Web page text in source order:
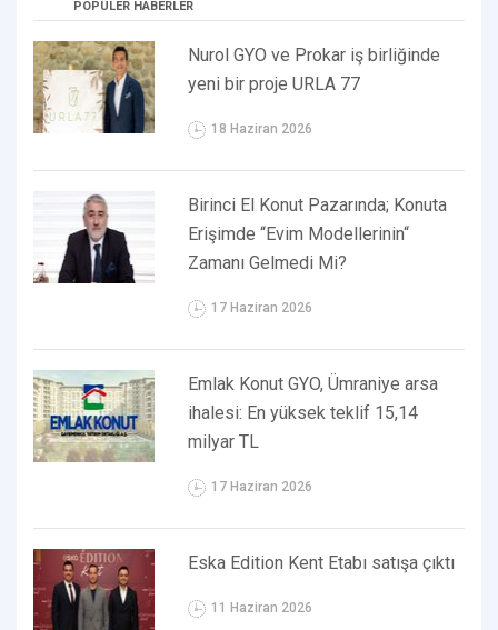
POPÜLER HABERLER
Nurol GYO ve Prokar iş birliğinde
yeni bir proje URLA 77
18 Haziran 2026
Birinci El Konut Pazarında; Konuta
Erişimde “Evim Modellerinin“
Zamanı Gelmedi Mi?
17 Haziran 2026
Emlak Konut GYO, Ümraniye arsa
ihalesi: En yüksek teklif 15,14
milyar TL
17 Haziran 2026
Eska Edition Kent Etabı satışa çıktı
11 Haziran 2026